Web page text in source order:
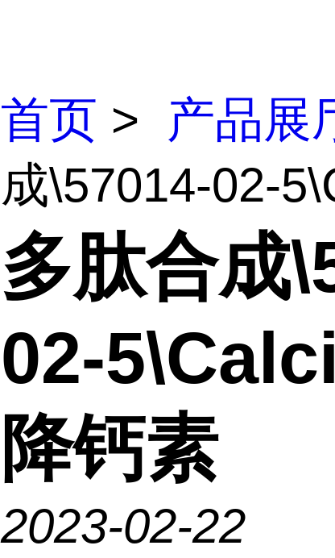
首页 > 产品展
成\57014-02-
多肽合成
02-
降钙素
2023-02-22